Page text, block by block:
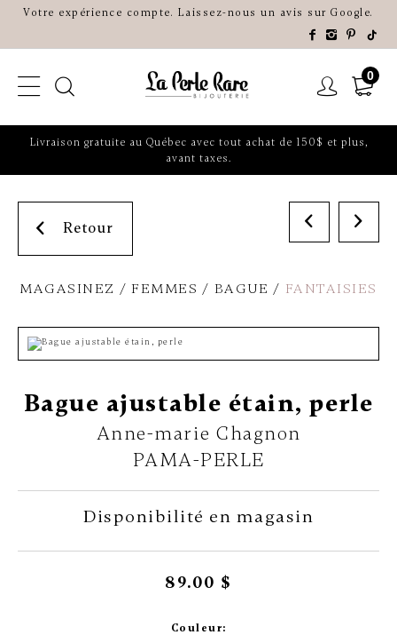
Votre expérience compte. Laissez-nous un avis sur Google.
0
Livraison gratuite au Québec avec tout achat de 150$ et plus,
avant taxes.
Retour
MAGASINEZ FEMMES BAGUE FANTAISIES
Bague ajustable étain, perle
Anne-marie Chagnon
PAMA-PERLE
Disponibilité en magasin
89.00 $
Couleur: